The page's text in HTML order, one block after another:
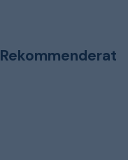
Rekommenderat